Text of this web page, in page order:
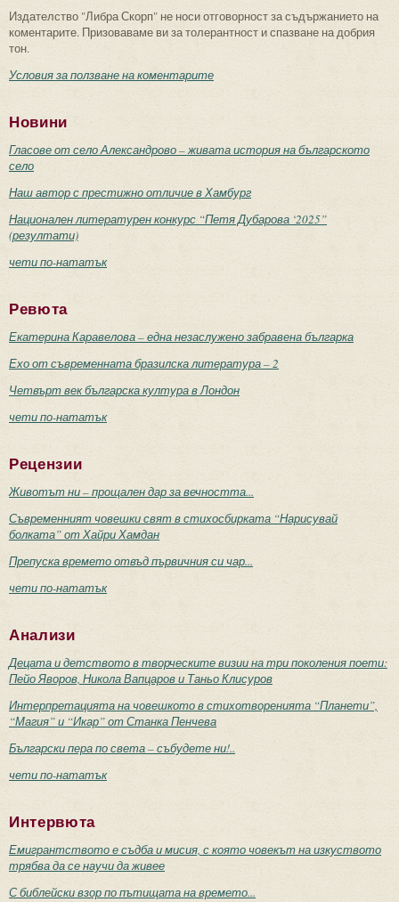
Издателство "Либра Скорп" не носи отговорност за съдържанието на
коментарите. Призоваваме ви за толерантност и спазване на добрия
тон.
Условия за ползване на коментарите
Новини
Гласове от село Александрово – живата история на българското
село
Наш автор с престижно отличие в Хамбург
Национален литературен конкурс “Петя Дубарова ‘2025”
(резултати)
чети по-нататък
Ревюта
Екатерина Каравелова – една незаслужено забравена българка
Ехо от съвременната бразилска литература – 2
Четвърт век българска култура в Лондон
чети по-нататък
Рецензии
Животът ни – прощален дар за вечността...
Съвременният човешки свят в стихосбирката “Нарисувай
болката” от Хайри Хамдан
Препуска времето отвъд първичния си чар...
чети по-нататък
Анализи
Децата и детството в творческите визии на три поколения поети:
Пейо Яворов, Никола Вапцаров и Таньо Клисуров
Интерпретацията на човешкото в стихотворенията “Планети”,
“Магия” и “Икар” от Станка Пенчева
Български пера по света – събудете ни!..
чети по-нататък
Интервюта
Емигрантството е съдба и мисия, с която човекът на изкуството
трябва да се научи да живее
С библейски взор по пътищата на времето...